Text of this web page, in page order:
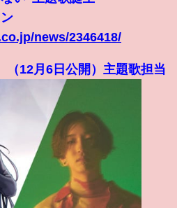
news/2346418/
（12月6日公開）主題歌担当